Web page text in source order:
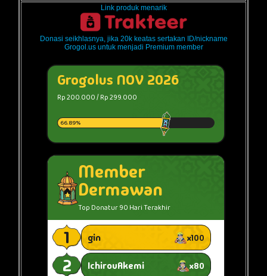
Link produk menarik
Donasi seikhlasnya, jika 20k keatas sertakan ID/nickname
Grogol.us untuk menjadi Premium member